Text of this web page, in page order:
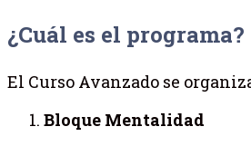
¿Cuál es el programa?
El Curso Avanzado se
Bloque Mentalidad